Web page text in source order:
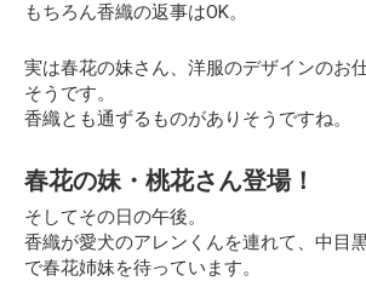
もちろん香織の返事はOK。
実は春花の妹さん、洋服のデザインのお
そうです。
香織とも通ずるものがありそうですね。
春花の妹・桃花さん登場！
そしてその日の午後。
香織が愛犬のアレンくんを連れて、中目
で春花姉妹を待っています。